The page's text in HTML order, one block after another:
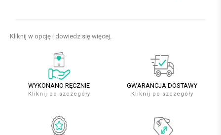
Kliknij w opcję i dowiedz się więcej.
WYKONANO RĘCZNIE
Kliknij po szczegóły
GWARANCJA DOSTAWY
Kliknij po szczegóły